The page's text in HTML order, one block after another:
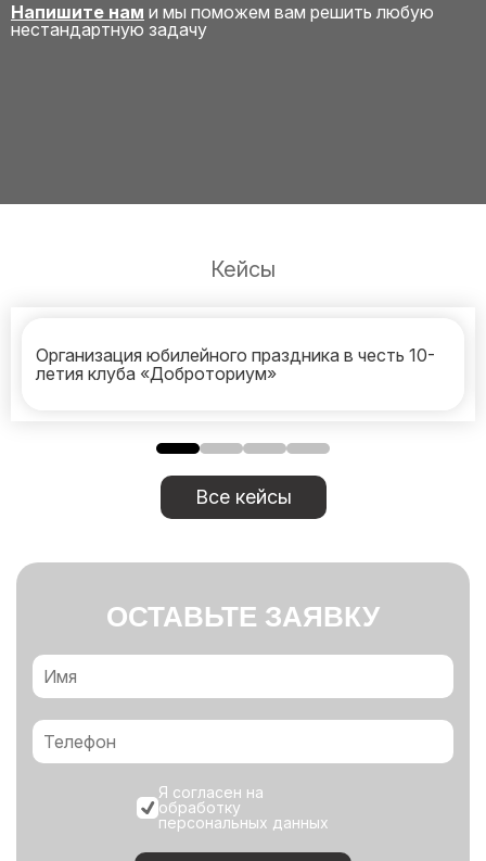
Напишите нам и мы поможем вам решить любую
нестандартную задачу
Кейсы
Организация юбилейного праздника в честь 10-
летия клуба «Доброториум»
Все кейсы
ОСТАВЬТЕ ЗАЯВКУ
Я согласен на
обработку
персональных данных